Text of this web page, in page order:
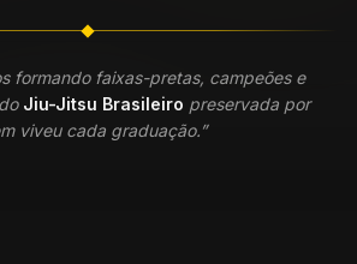
formando faixas-pretas, campeões e
Jiu-Jitsu Brasileiro preservada por
viveu cada graduação.”